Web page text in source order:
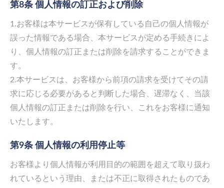
第8条 個人情報の訂正および削除
1.お客様は本サービスが保有している自己の個人情報が
誤った情報である場合、本サービスが定める手続きによ
り、個人情報の訂正または削除を請求することができま
す。
2.本サービスは、お客様から前項の請求を受けてその請
求に応じる必要があると判断した場合、遅滞なく、当該
個人情報の訂正または削除を行い、これをお客様に通知
いたします。
第9条 個人情報の利用停止等
お客様より個人情報が利用目的の範囲を超えて取り扱わ
れているという理由、または不正に取得されたものであ